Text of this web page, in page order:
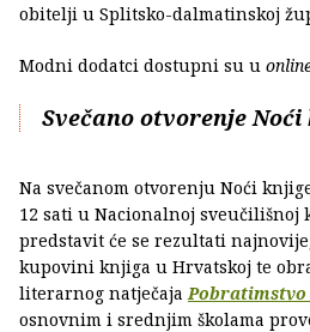
obitelji u Splitsko-dalmatinskoj
Modni dodatci dostupni su u
Svečano otvorenje Noći
Na svečanom otvorenju Noći
12 sati u Nacionalnoj sveučilišnoj
predstavit će se rezultati
kupovini knjiga u Hrvatskoj te
literarnog natječaja Pobratimstvo
osnovnim i srednjim školama